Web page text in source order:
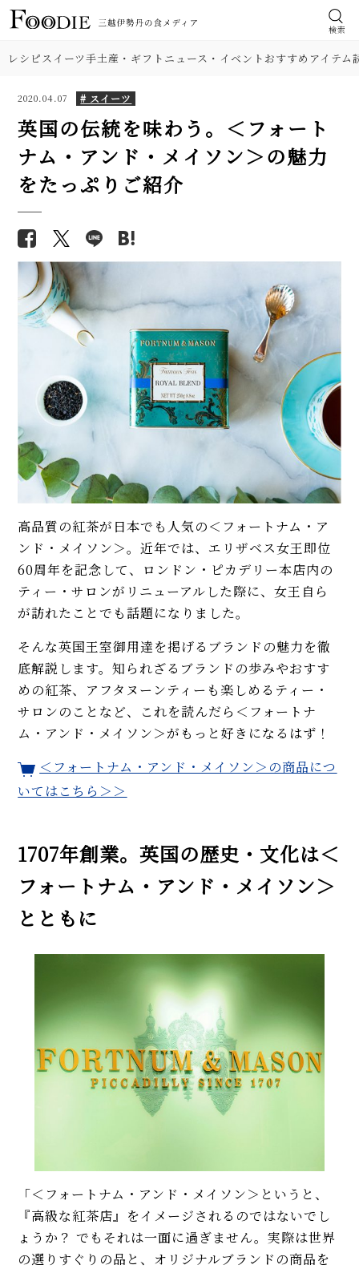
検索
レシピスイーツ手土産・ギフト ニュース・イベントおすすめアイテム
2020.04.07 # スイーツ
英国の伝統を味わう。＜フォート
ナム・アンド・メイソン＞の魅力
をたっぷりご紹介
高品質の紅茶が日本でも人気の＜フォートナム・ア
ンド・メイソン＞。近年では、エリザベス女王即位
60周年を記念して、ロンドン・ピカデリー本店内の
ティー・サロンがリニューアルした際に、女王自ら
が訪れたことでも話題になりました。
そんな英国王室御用達を掲げるブランドの魅力を徹
底解説します。知られざるブランドの歩みやおすす
めの紅茶、アフタヌーンティーも楽しめるティー・
サロンのことなど、これを読んだら＜フォートナ
ム・アンド・メイソン＞がもっと好きになるはず！
＜フォートナム・アンド・メイソン＞の商品につ
いてはこちら＞＞
1707年創業。英国の歴史・文化は＜
フォートナム・アンド・メイソン＞
とともに
「＜フォートナム・アンド・メイソン＞というと、
『高級な紅茶店』をイメージされるのではないでし
ょうか？ でもそれは一面に過ぎません。実際は世界
の選りすぐりの品と、オリジナルブランドの商品を